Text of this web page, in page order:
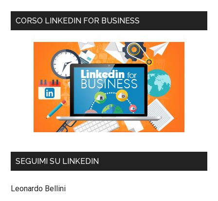
CORSO LINKEDIN FOR BUSINESS
SEGUIMI SU LINKEDIN
Leonardo Bellini